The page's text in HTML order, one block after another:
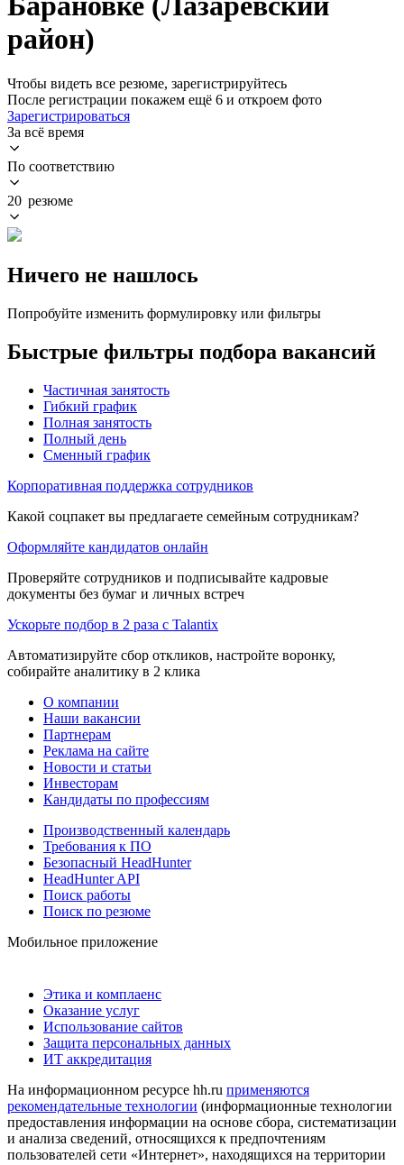
район)
Чтобы видеть все резюме, зарегистрируйтесь
После регистрации покажем ещё 6 и откроем фото
Зарегистрироваться
За всё время
По соответствию
20 резюме
Ничего не нашлось
Попробуйте изменить формулировку или фильтры
Быстрые фильтры подбора вакансий
Частичная занятость
Гибкий график
Полная занятость
Полный день
Сменный график
Корпоративная поддержка сотрудников
Какой соцпакет вы предлагаете семейным сотрудникам?
Оформляйте кандидатов онлайн
Проверяйте сотрудников и подписывайте кадровые
документы без бумаг и личных встреч
Ускорьте подбор в 2 раза с Talantix
Автоматизируйте сбор откликов, настройте воронку,
собирайте аналитику в 2 клика
О компании
Наши вакансии
Партнерам
Реклама на сайте
Новости и статьи
Инвесторам
Кандидаты по профессиям
Производственный календарь
Требования к ПО
Безопасный HeadHunter
HeadHunter API
Поиск работы
Поиск по резюме
Мобильное приложение
Этика и комплаенс
Оказание услуг
Использование сайтов
Защита персональных данных
ИТ аккредитация
На информационном ресурсе hh.ru применяются
рекомендательные технологии (информационные технологии
предоставления информации на основе сбора, систематизации
и анализа сведений, относящихся к предпочтениям
пользователей сети «Интернет», находящихся на территории